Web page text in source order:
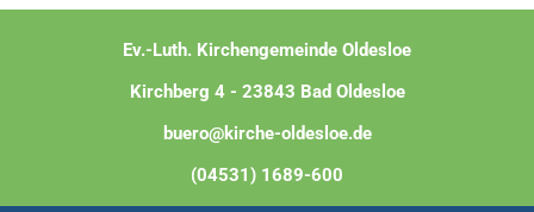
Ev.-Luth. Kirchengemeinde Oldesloe
Kirchberg 4 - 23843 Bad Oldesloe
buero@kirche-oldesloe.de
(04531) 1689-600